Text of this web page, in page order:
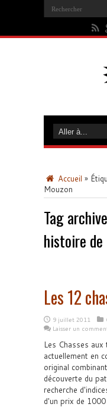
Accueil »
Mouzon
Tag
histoire de
Les 12
9 juillet 2011
Laisser un
Les Chasses
actuellement en
original
découverte du
recherche
d'un prix de